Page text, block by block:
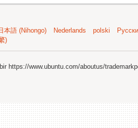
本語 (Nihongo) Nederlands polski
)
https://www.ubuntu.com/aboutus/